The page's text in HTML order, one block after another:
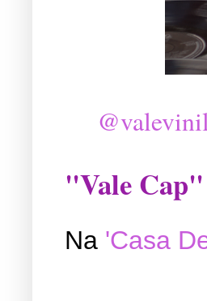
"Vale Cap"
Na 'Casa